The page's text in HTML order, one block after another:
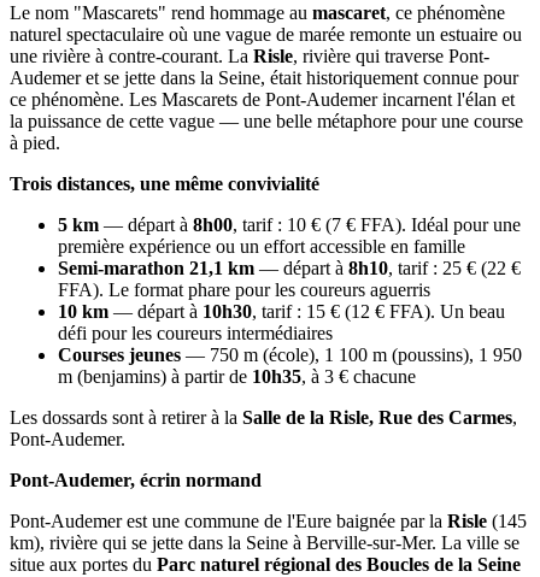
Le nom "Mascarets" rend hommage au mascaret, ce phénomène
naturel spectaculaire où une vague de marée remonte un estuaire ou
une rivière à contre-courant. La Risle, rivière qui traverse Pont-
Audemer et se jette dans la Seine, était historiquement connue pour
ce phénomène. Les Mascarets de Pont-Audemer incarnent l'élan et
la puissance de cette vague — une belle métaphore pour une course
à pied.
Trois distances, une même convivialité
5 km — départ à 8h00, tarif : 10 € (7 € FFA). Idéal pour une
première expérience ou un effort accessible en famille
Semi-marathon 21,1 km — départ à 8h10, tarif : 25 € (22 €
FFA). Le format phare pour les coureurs aguerris
10 km — départ à 10h30, tarif : 15 € (12 € FFA). Un beau
défi pour les coureurs intermédiaires
Courses jeunes — 750 m (école), 1 100 m (poussins), 1 950
m (benjamins) à partir de 10h35, à 3 € chacune
Les dossards sont à retirer à la Salle de la Risle, Rue des Carmes,
Pont-Audemer.
Pont-Audemer, écrin normand
Pont-Audemer est une commune de l'Eure baignée par la Risle (145
km), rivière qui se jette dans la Seine à Berville-sur-Mer. La ville se
situe aux portes du Parc naturel régional des Boucles de la Seine